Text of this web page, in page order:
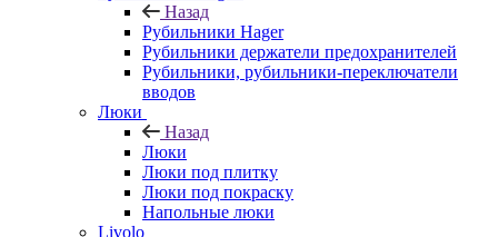
Назад
Рубильники Hager
Рубильники держатели предохранителей
Рубильники, рубильники-переключатели
вводов
Люки
Назад
Люки
Люки под плитку
Люки под покраску
Напольные люки
Livolo